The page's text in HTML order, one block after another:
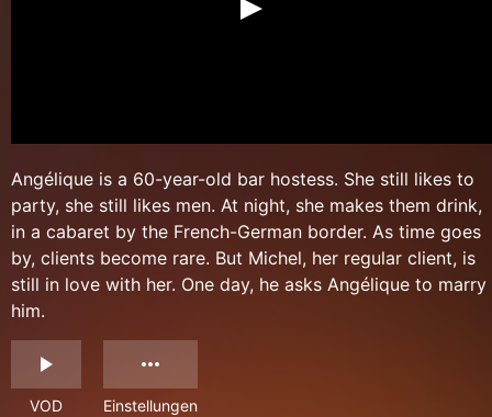
Angélique is a 60-year-old bar hostess. She still likes to
party, she still likes men. At night, she makes them drink,
in a cabaret by the French-German border. As time goes
by, clients become rare. But Michel, her regular client, is
still in love with her. One day, he asks Angélique to marry
him.
VOD Einstellungen